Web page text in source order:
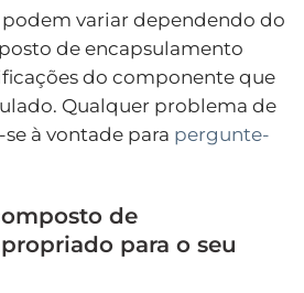
podem variar dependendo do
de encapsulamento
do componente que
Qualquer problema de
à vontade para pergunte-
de
para o seu